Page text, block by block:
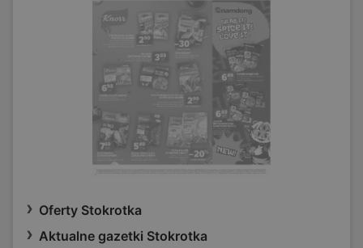
Oferty Stokrotka
Aktualne gazetki Stokrotka